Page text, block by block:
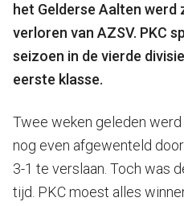
het Gelderse Aalten
verloren van AZSV. PKC
seizoen in de vierde
eerste klasse.
Twee weken geleden
nog even afgewenteld
3-1 te verslaan. Toch was
tijd. PKC moest alles